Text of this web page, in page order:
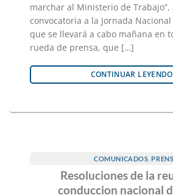
marchar al Ministerio de
convocatoria a la Jornada
que se llevará a cabo mañana en
rueda de prensa, que […]
CONTINUAR LEYENDO
COMUNICADOS ,
Resoluciones de la
conduccion nacional